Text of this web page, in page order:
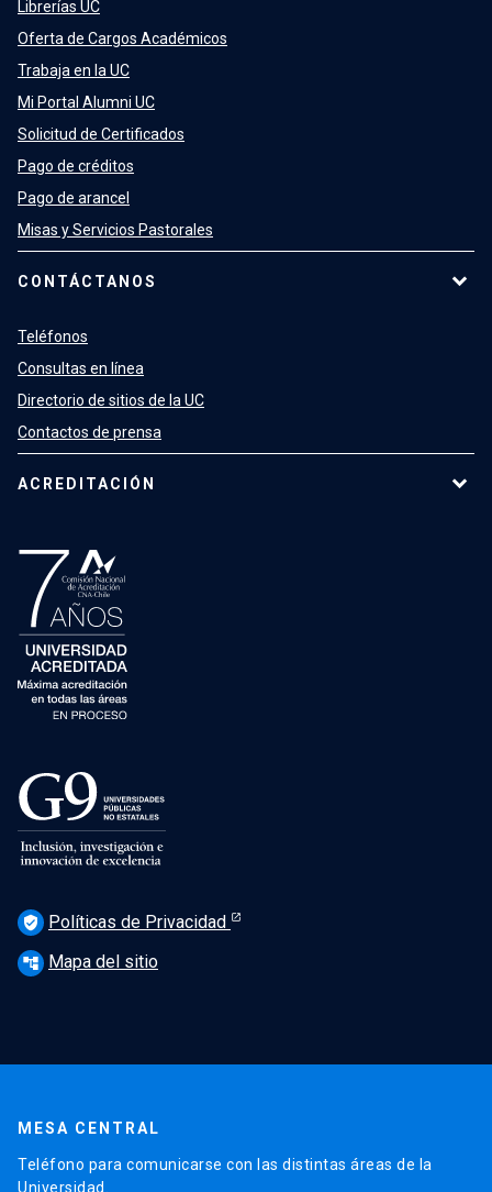
Librerías UC
Oferta de Cargos Académicos
Trabaja en la UC
Mi Portal Alumni UC
Solicitud de Certificados
Pago de créditos
Pago de arancel
Misas y Servicios Pastorales
CONTÁCTANOS
Teléfonos
Consultas en línea
Directorio de sitios de la UC
Contactos de prensa
ACREDITACIÓN
verified_user Políticas de Privacidad
account_tree Mapa del sitio
MESA CENTRAL
Teléfono para comunicarse con las distintas áreas de la
Universidad.